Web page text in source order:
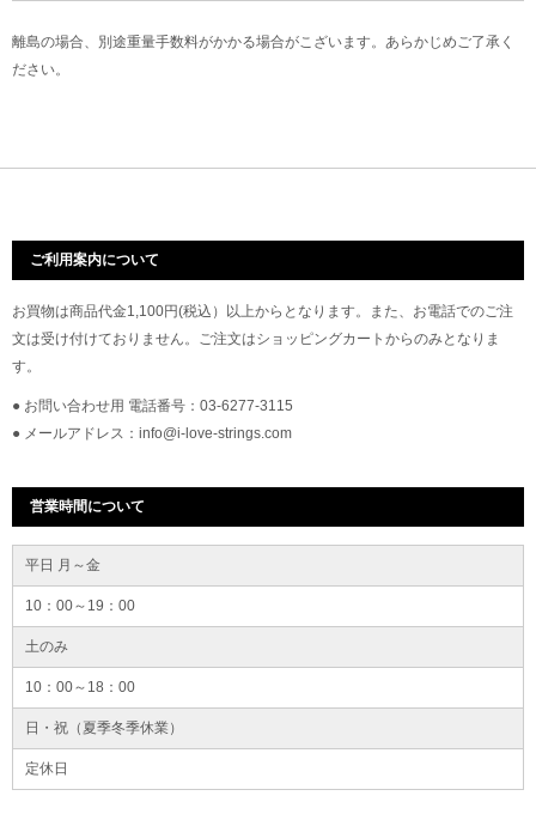
離島の場合、別途重量手数料がかかる場合がこざいます。あらかじめご了承く
ださい。
ご利用案内について
お買物は商品代金1,100円(税込）以上からとなります。また、お電話でのご注
文は受け付けておりません。ご注文はショッピングカートからのみとなりま
す。
● お問い合わせ用 電話番号：03-6277-3115
● メールアドレス：info@i-love-strings.com
営業時間について
平日 月～金
10：00～19：00
土のみ
10：00～18：00
日・祝（夏季冬季休業）
定休日